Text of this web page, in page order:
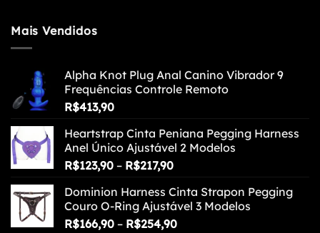
Mais Vendidos
Alpha Knot Plug Anal Canino Vibrador 9
Frequências Controle Remoto
R$413,90
Heartstrap Cinta Peniana Pegging Harness
Anel Único Ajustável 2 Modelos
R$123,90 – R$217,90Faixa
preço:
R$123,90
através
Dominion Harness Cinta Strapon Pegging
Couro O-Ring Ajustável 3 Modelos
R$166,90 – R$254,90Faixa